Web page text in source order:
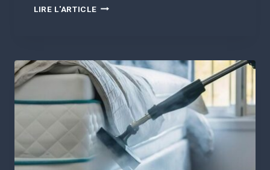
LIRE L'ARTICLEMATELAS
RESSORTS
:
LEQUEL
CHOISIR
QUAND
ON
A